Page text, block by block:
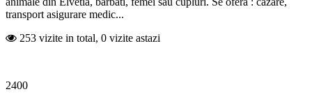
transport asigurare medic...
253 vizite in total, 0 vizite astazi
2400